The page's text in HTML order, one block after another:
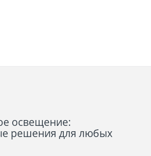
освещение:
решения для любых